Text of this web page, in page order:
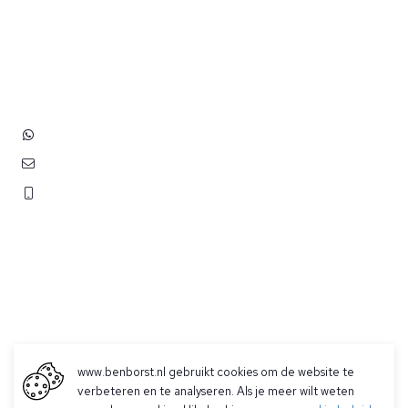
Betalen
www.benborst.nl gebruikt cookies om de website te
verbeteren en te analyseren. Als je meer wilt weten